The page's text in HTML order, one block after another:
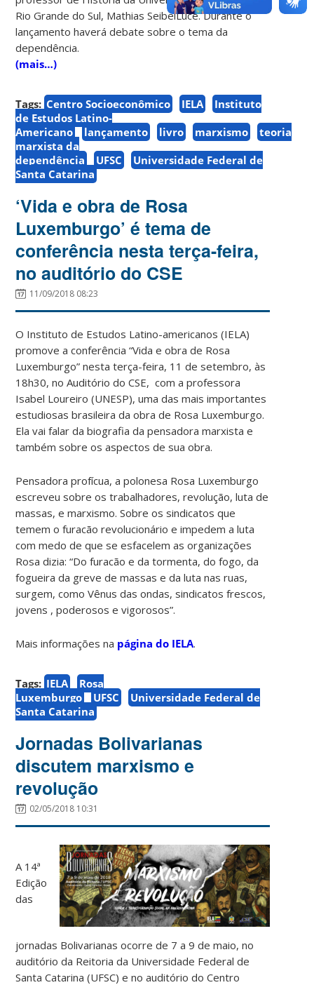
Rio Grande do Sul, Mathias SeibelLuce. Durante o
lançamento haverá debate sobre o tema da
dependência.
(mais…)
Tags: Centro Socioeconômico IELA
Instituto
de Estudos Latino-
Americano
lançamento livro marxismo
teoria
marxista da
dependência
UFSC
Universidade Federal de
Santa Catarina
‘Vida e obra de Rosa
Luxemburgo’ é tema de
conferência nesta terça-feira,
no auditório do CSE
11/09/2018 08:23
O Instituto de Estudos Latino-americanos (IELA)
promove a conferência “Vida e obra de Rosa
Luxemburgo” nesta terça-feira, 11 de setembro, às
18h30, no Auditório do CSE, com a professora
Isabel Loureiro (UNESP), uma das mais importantes
estudiosas brasileira da obra de Rosa Luxemburgo.
Ela vai falar da biografia da pensadora marxista e
também sobre os aspectos de sua obra.
Pensadora profícua, a polonesa Rosa Luxemburgo
escreveu sobre os trabalhadores, revolução, luta de
massas, e marxismo. Sobre os sindicatos que
temem o furacão revolucionário e impedem a luta
com medo de que se esfacelem as organizações
Rosa dizia: “Do furacão e da tormenta, do fogo, da
fogueira da greve de massas e da luta nas ruas,
surgem, como Vênus das ondas, sindicatos frescos,
jovens , poderosos e vigorosos”.
Mais informações na página do IELA.
Tags: IELA
Rosa
Luxemburgo
UFSC
Universidade Federal de
Santa Catarina
Jornadas Bolivarianas
discutem marxismo e
revolução
02/05/2018 10:31
A 14ª
Edição
das
jornadas Bolivarianas ocorre de 7 a 9 de maio, no
auditório da Reitoria da Universidade Federal de
Santa Catarina (UFSC) e no auditório do Centro